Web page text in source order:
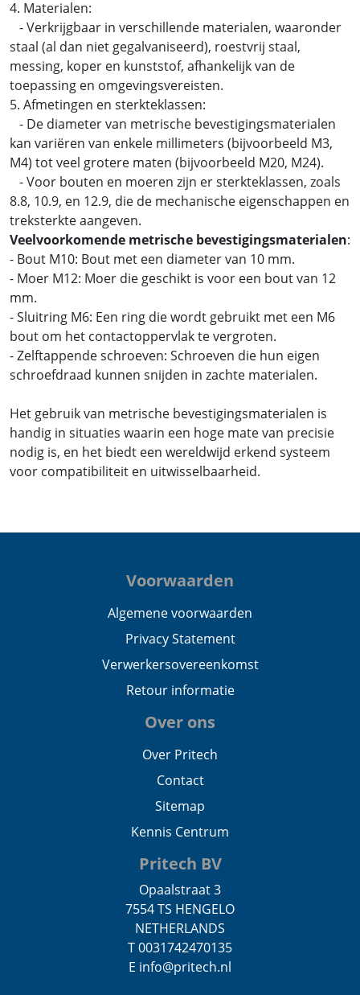
4. Materialen:
- Verkrijgbaar in verschillende materialen, waaronder
staal (al dan niet gegalvaniseerd), roestvrij staal,
messing, koper en kunststof, afhankelijk van de
toepassing en omgevingsvereisten.
5. Afmetingen en sterkteklassen:
- De diameter van metrische bevestigingsmaterialen
kan variëren van enkele millimeters (bijvoorbeeld M3,
M4) tot veel grotere maten (bijvoorbeeld M20, M24).
- Voor bouten en moeren zijn er sterkteklassen, zoals
8.8, 10.9, en 12.9, die de mechanische eigenschappen en
treksterkte aangeven.
Veelvoorkomende metrische bevestigingsmaterialen:
- Bout M10: Bout met een diameter van 10 mm.
- Moer M12: Moer die geschikt is voor een bout van 12
mm.
- Sluitring M6: Een ring die wordt gebruikt met een M6
bout om het contactoppervlak te vergroten.
- Zelftappende schroeven: Schroeven die hun eigen
schroefdraad kunnen snijden in zachte materialen.
Het gebruik van metrische bevestigingsmaterialen is
handig in situaties waarin een hoge mate van precisie
nodig is, en het biedt een wereldwijd erkend systeem
voor compatibiliteit en uitwisselbaarheid.
Voorwaarden
Algemene voorwaarden
Privacy Statement
Verwerkersovereenkomst
Retour informatie
Over ons
Over Pritech
Contact
Sitemap
Kennis Centrum
Pritech BV
Opaalstraat 3
7554 TS HENGELO
NETHERLANDS
T 0031742470135
E info@pritech.nl